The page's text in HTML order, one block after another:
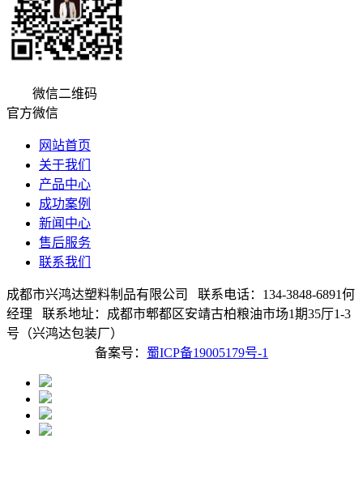
微信二维码
官方微信
网站首页
关于我们
产品中心
成功案例
新闻中心
售后服务
联系我们
成都市兴鸿达塑料制品有限公司 联系电话：134-3848-6891何
经理 联系地址：成都市郫都区安靖古柏粮油市场1期35厅1-3
号（兴鸿达包装厂）
备案号： 蜀ICP备19005179号-1